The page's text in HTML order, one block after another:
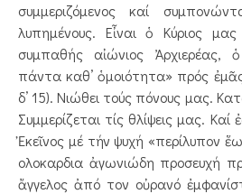
συμμεριζόμενος καί
λυπημένους. Εἶναι ὁ Κύριος
συμπαθής αἰώνιος Ἀρχιερέας,
πάντα καθ’ ὁμοιότητα» πρός
δ’ 15). Νιώθει τούς πόνους μας.
Συμμερίζεται τίς θλίψεις μας.
Ἐκεῖνος μέ τήν ψυχή «περίλυπον
ολοκαρδια ἀγωνιώδη προσευχή
ἄγγελος ἀπό τον οὐρανό